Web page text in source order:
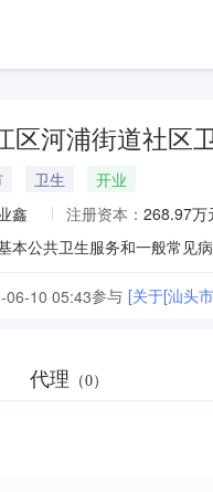
区河浦街道社区
卫生
开业
鑫 注册资本： 268.97万
本公共卫生服务和一般常见
06-10 05:43参与 [关于[汕头
代理 （0）